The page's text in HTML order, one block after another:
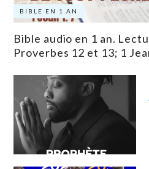
BIBLE EN 1 AN
Bible audio en 1 an.
Proverbes 12 et 13; 1